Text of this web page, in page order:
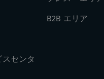
センタ
B2B エリア